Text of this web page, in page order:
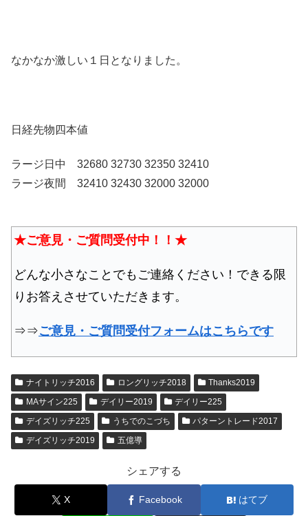
なかなか激しい１日となりました。
日経先物四本値
ラージ日中 32680 32730 32350 32410
ラージ夜間 32410 32430 32000 32000
★ご意見・ご質問受付中！！★
どんな小さなことでもご連絡ください！できる限
りお答えさせていただきます。
⇒⇒ご意見・ご質問受付フォームはこちらです
ナイトリッチ2016 ロングリッチ2018
Thanks2019
MAサイン225
デイリー2019
デイリー225
デイズリッチ225
うちでのこづち
パターントレード2017
デイズリッチ2019
五億導
シェアする
X Facebook はてブ